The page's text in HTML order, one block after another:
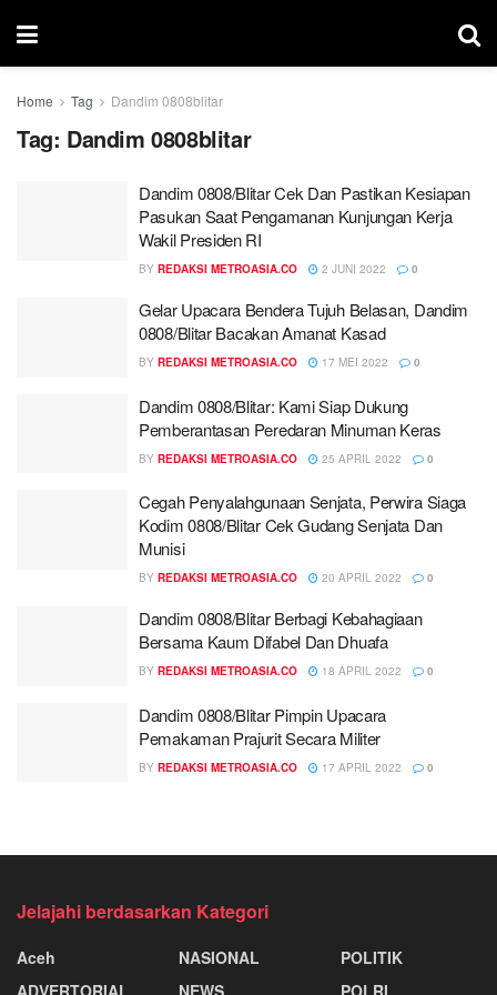
Home Tag Dandim 0808blitar
Tag: Dandim 0808blitar
Dandim 0808/Blitar Cek Dan Pastikan Kesiapan
Pasukan Saat Pengamanan Kunjungan Kerja
Wakil Presiden RI
BY REDAKSI METROASIA.CO 2 JUNI 2022 0
Gelar Upacara Bendera Tujuh Belasan, Dandim
0808/Blitar Bacakan Amanat Kasad
BY REDAKSI METROASIA.CO 17 MEI 2022 0
Dandim 0808/Blitar: Kami Siap Dukung
Pemberantasan Peredaran Minuman Keras
BY REDAKSI METROASIA.CO 25 APRIL 2022 0
Cegah Penyalahgunaan Senjata, Perwira Siaga
Kodim 0808/Blitar Cek Gudang Senjata Dan
Munisi
BY REDAKSI METROASIA.CO 20 APRIL 2022 0
Dandim 0808/Blitar Berbagi Kebahagiaan
Bersama Kaum Difabel Dan Dhuafa
BY REDAKSI METROASIA.CO 18 APRIL 2022 0
Dandim 0808/Blitar Pimpin Upacara
Pemakaman Prajurit Secara Militer
BY REDAKSI METROASIA.CO 17 APRIL 2022 0
Jelajahi berdasarkan Kategori
Aceh
ADVERTORIAL
NASIONAL
NEWS
POLITIK
POLRI